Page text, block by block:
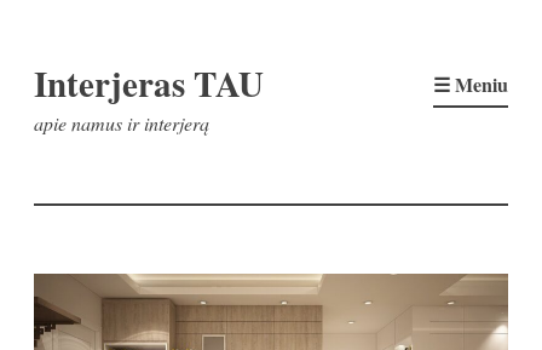
prie
Interjeras TAU
apie namus ir interjerą
☰ Meniu